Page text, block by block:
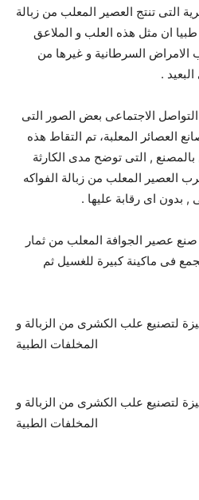
التى تنتج العصير المعلب من زبالة
ان مثل هذه العلب و الملاعق
الامراض السرطانية و غيرها من
.
الاجتماعى بعض الصور التى
العصائر المعلبة، تم التقاط هذه
, التى توضح مدى الكارثة
العصير المعلب من زبالة الفواكه
, بدون اى رقابة عليها .
عصير الجوافة المعلب من ثمار
فى ماكينة كبيرة للغسيل ثم